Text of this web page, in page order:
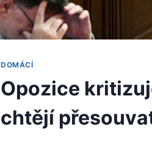
DOMÁCÍ
Opozice
chtějí